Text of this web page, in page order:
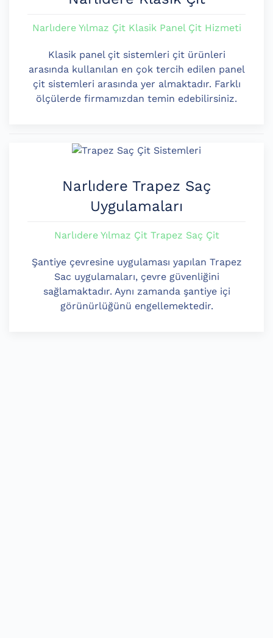
Narlıdere Yılmaz Çit Klasik Panel Çit Hizmeti
Klasik panel çit sistemleri çit ürünleri
arasında kullanılan en çok tercih edilen panel
çit sistemleri arasında yer almaktadır. Farklı
ölçülerde firmamızdan temin edebilirsiniz.
Narlıdere Trapez Saç
Uygulamaları
Narlıdere Yılmaz Çit Trapez Saç Çit
Şantiye çevresine uygulaması yapılan Trapez
Sac uygulamaları, çevre güvenliğini
sağlamaktadır. Aynı zamanda şantiye içi
görünürlüğünü engellemektedir.